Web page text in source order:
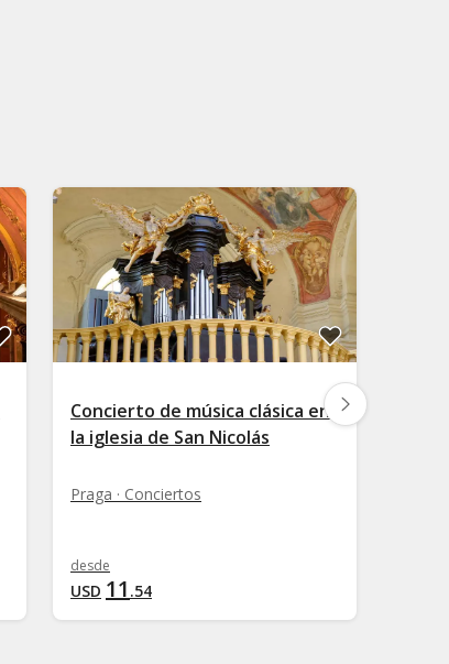
Concierto de música clásica en
la iglesia de San Nicolás
Praga · Conciertos
desde
USD 11 .54